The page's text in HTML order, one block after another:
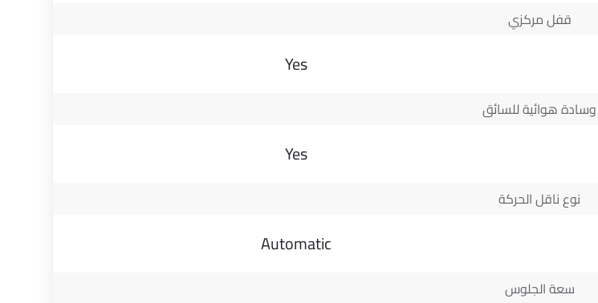
قفل مركزي
Yes
وسادة هوائية للسائق
Yes
نوع ناقل الحركة
Automatic
سعة الجلوس